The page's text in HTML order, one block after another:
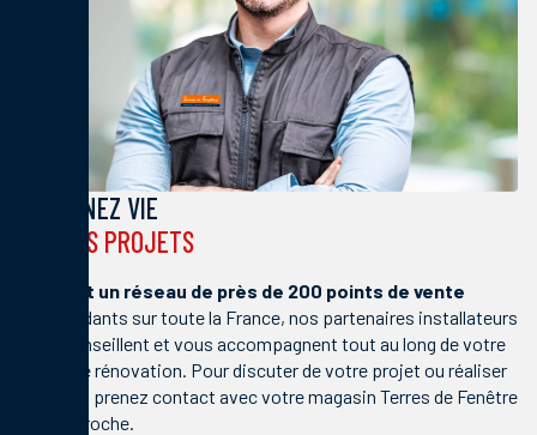
DONNEZ VIE
À VOS PROJETS
Formant un réseau de près de 200 points de vente
indépendants sur toute la France, nos partenaires installateurs
vous conseillent et vous accompagnent tout au long de votre
projet de rénovation. Pour discuter de votre projet ou réaliser
un devis, prenez contact avec votre magasin Terres de Fenêtre
le plus proche.